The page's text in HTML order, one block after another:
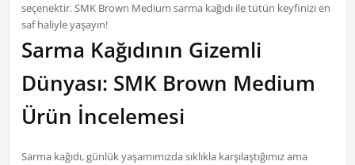
seçenektir. SMK Brown Medium sarma kağıdı ile tütün keyfinizi en
saf haliyle yaşayın!
Sarma Kağıdının Gizemli
Dünyası: SMK Brown Medium
Ürün İncelemesi
Sarma kağıdı, günlük yaşamımızda sıklıkla karşılaştığımız ama